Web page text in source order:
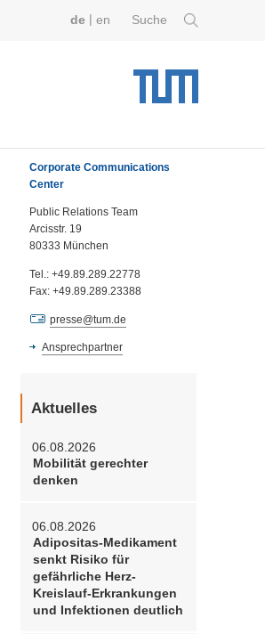
Suche
de en
Corporate Communications
Center
Public Relations Team
Arcisstr. 19
80333 München
Tel.: +49.89.289.22778
Fax: +49.89.289.23388
presse@tum.de
Ansprechpartner
Aktuelles
06.08.2026
Mobilität gerechter
denken
06.08.2026
Adipositas-Medikament
senkt Risiko für
gefährliche Herz-
Kreislauf-Erkrankungen
und Infektionen deutlich